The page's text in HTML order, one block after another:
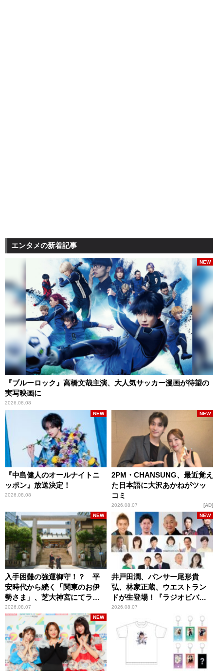
エンタメの新着記事
『ブルーロック』高橋文哉主演、大人気サッカー漫画が待望の
実写映画に
2026.08.08
NEW
『中島健人のオールナイトニ
ッポン』放送決定！
2026.08.08
NEW
2PM・CHANSUNG、最近覚え
た日本語に大沢あかねがツッ
コミ
2026.08.07
NEW
AD
入手困難の強運御守！？ 平
安時代から続く「関東のお伊
勢さま」、芝大神宮にてラン
パンプスが合格祈願！
2026.08.07
NEW
井戸田潤、パンサー尾形貴
弘、林家正蔵、ウエストラン
ドが生登場！『ラジオビバリ
ー昼ズ』
2026.08.07
NEW
NEW